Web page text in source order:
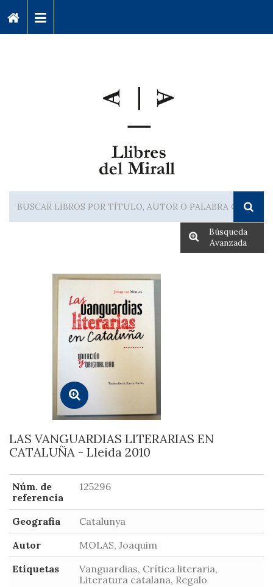
Búsqueda
Avanzada
LAS VANGUARDIAS LITERARIAS EN
CATALUÑA - Lleida 2010
Núm. de
referencia
125296
Geografia
Catalunya
Autor
MOLAS, Joaquim
Etiquetas
Vanguardias, Crítica literaria,
Literatura catalana, Regalo